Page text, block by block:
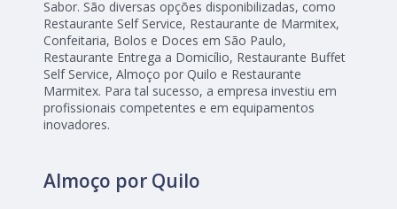
Sabor. São diversas opções disponibilizadas, como
Restaurante Self Service, Restaurante de Marmitex,
Confeitaria, Bolos e Doces em São Paulo,
Restaurante Entrega a Domicílio, Restaurante Buffet
Self Service, Almoço por Quilo e Restaurante
Marmitex. Para tal sucesso, a empresa investiu em
profissionais competentes e em equipamentos
inovadores.
Almoço por Quilo